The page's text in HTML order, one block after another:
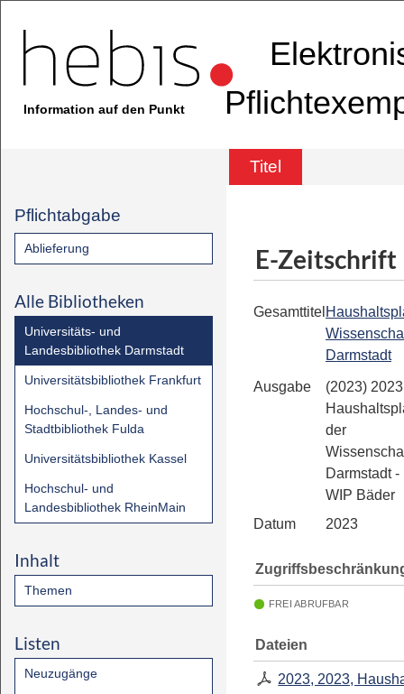
Information auf den Punkt
Titel
Pflichtabgabe
Ablieferung
Alle Bibliotheken
Universitäts- und
Landesbibliothek Darmstadt
Universitätsbibliothek Frankfurt
Hochschul-, Landes- und
Stadtbibliothek Fulda
Universitätsbibliothek Kassel
Hochschul- und
Landesbibliothek RheinMain
Inhalt
Themen
Listen
Neuzugänge
E-Zeitschrift
Gesamttitel
Darmstadt
Ausgabe
(2023)
der
Darmstadt -
WIP Bäder
Datum
2023
FREI ABRUFBAR
Dateien
2023, 2023,